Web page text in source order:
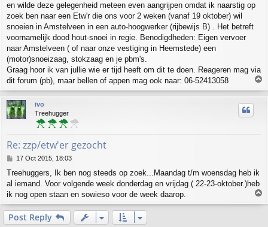
en wilde deze gelegenheid meteen even aangrijpen omdat ik naarstig op
zoek ben naar een Etw'r die ons voor 2 weken (vanaf 19 oktober) wil
snoeien in Amstelveen in een auto-hoogwerker (rijbewijs B) . Het betreft
voornamelijk dood hout-snoei in regie. Benodigdheden: Eigen vervoer
naar Amstelveen ( of naar onze vestiging in Heemstede) een
(motor)snoeizaag, stokzaag en je pbm's.
Graag hoor ik van jullie wie er tijd heeft om dit te doen. Reageren mag via
dit forum (pb), maar bellen of appen mag ook naar: 06-52413058
o
p
ivo
Treehugger
Re: zzp/etw'er gezocht
P
s
t
17 Oct 2015, 18:03
Treehuggers, Ik ben nog steeds op zoek...Maandag t/m woensdag heb ik
al iemand. Voor volgende week donderdag en vrijdag ( 22-23-oktober.)heb
ik nog open staan en sowieso voor de week daarop.
o
Post Reply